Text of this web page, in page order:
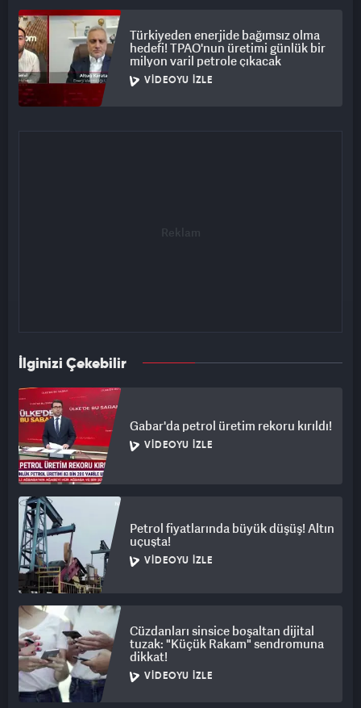
Türkiyeden enerjide bağımsız olma
hedefi! TPAO'nun üretimi günlük bir
milyon varil petrole çıkacak
VIDEOYU İZLE
İlginizi Çekebilir
Gabar'da petrol üretim rekoru kırıldı!
VIDEOYU İZLE
Petrol fiyatlarında büyük düşüş! Altın
uçuşta!
VIDEOYU İZLE
Cüzdanları sinsice boşaltan dijital
tuzak: "Küçük Rakam" sendromuna
dikkat!
VIDEOYU İZLE